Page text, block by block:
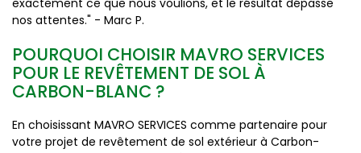
exactement ce que nous voulions, et le résultat dépasse
nos attentes." - Marc P.
POURQUOI CHOISIR MAVRO SERVICES
POUR LE REVÊTEMENT DE SOL À
CARBON-BLANC ?
En choisissant MAVRO SERVICES comme partenaire pour
votre projet de revêtement de sol extérieur à Carbon-